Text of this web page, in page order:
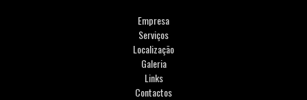
Empresa
Serviços
Localização
Galeria
Links
Contactos